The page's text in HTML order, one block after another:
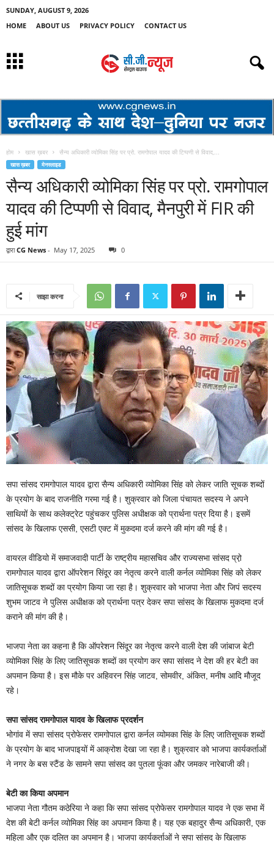
SUNDAY, AUGUST 9, 2026
HOME
ABOUT US PRIVACY POLICY CONTACT US
होम खास ख़बर सैन्य अधिकारी व्योमिका सिंह पर प्रो. रामगोपाल यादव की टिप्पणी से विवाद,...
खास ख़बर मेनस्लाइड
सैन्य अधिकारी व्योमिका सिंह पर प्रो. रामगोपाल
यादव की टिप्पणी से विवाद, मैनपुरी में FIR की
हुई मांग
द्वारा CG News - May 17, 2025 0
साझा करना
सपा सांसद रामगोपाल यादव द्वारा सैन्य अधिकारी व्योमिका सिंह को लेकर जाति सूचक शब्दों
के प्रयोग के बाद राजनीति गरमा गई है। शुक्रवार को जिला पंचायत सदस्य ने अपने
साथियों के साथ कलेक्ट्रेट पहुंचकर पुलिस अधीक्षक को प्रार्थना पत्र दिया है। इसमें
सांसद के खिलाफ एससी, एसटी एक्ट में मुकदमा दर्ज करने की मांग की गई है।
वायरल वीडियो में समाजवादी पार्टी के राष्ट्रीय महासचिव और राज्यसभा सांसद प्रो़
रामगोपाल यादव द्वारा ऑपरेशन सिंदूर का नेतृत्व करने वाली कर्नल व्योमिका सिंह को लेकर
जातिसूचक शब्दों का प्रयोग किया जा रहा है। शुक्रवार को भाजपा नेता और जिपं सदस्य
शुभम जाटव ने पुलिस अधीक्षक को प्रार्थना पत्र देकर सपा सांसद के खिलाफ मुकदमा दर्ज
कराने की मांग की है।
भाजपा नेता का कहना है कि ऑपरेशन सिंदूर का नेतृत्व करने वाली देश की जांबाज बेटी
व्योमिका सिंह के लिए जातिसूचक शब्दों का प्रयोग कर सपा सांसद ने देश की हर बेटी का
अपमान किया है। इस मौके पर अहिवरन सिंह जाटव, सोमवीर, अंकित, मनीष आदि मौजूद
रहे।
सपा सांसद रामगोपाल यादव के खिलाफ प्रदर्शन
भोगांव में सपा सांसद प्रोफेसर रामगोपाल द्वारा कर्नल व्योमका सिंह के लिए जातिसूचक शब्दों
के प्रयोग के बाद भाजपाइयों में आक्रोश देखा जा रहा है। शुक्रवार को भाजपा कार्यकर्ताओं
ने नगर के बस स्टैंड के सामने सपा सांसद का पुतला फूंका और जमकर नारेबाजी की।
बेटी का किया अपमान
भाजपा नेता गौतम कठेरिया ने कहा कि सपा सांसद प्रोफेसर रामगोपाल यादव ने एक सभा में
देश की बेटी कर्नल व्योमिका सिंह का अपमान किया है। यह एक बहादुर सैन्य अधिकारी, एक
महिला और एक दलित का अपमान है। भाजपा कार्यकर्ताओं ने सपा सांसद के खिलाफ